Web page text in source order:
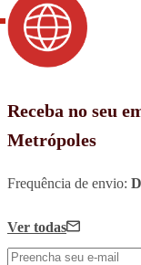
Receba no seu
Metrópoles
Frequência de envio:
Ver todas